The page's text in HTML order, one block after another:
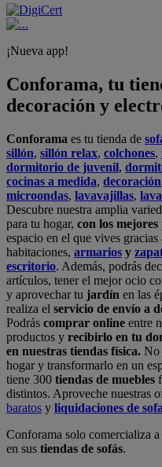
¡Nueva app!
Conforama, tu
decoración y
Conforama es tu tienda de
sillón, sillón relax, colchones,
dormitorio de juvenil,
cocinas a medida, decoración
microondas, lavavajillas,
Descubre nuestra amplia
para tu hogar, con los
espacio en el que vives gracias
habitaciones, armarios y
escritorio. Además, podrás
artículos, tener el mejor ocio
y aprovechar tu jardín en las
realiza el servicio de envío a
Podrás comprar online entre
productos y recibirlo en tu
en nuestras tiendas física. No
hogar y transformarlo en un
tiene 300 tiendas de muebles
distintos. Aproveche nuestras
baratos y liquidaciones de
Conforama solo comercializa
en sus tiendas de sofás.